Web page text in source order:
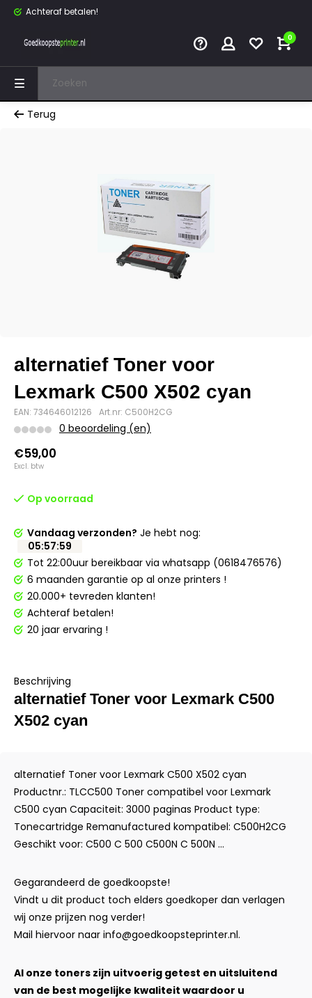
Achteraf betalen!
0
Terug
alternatief Toner voor
Lexmark C500 X502 cyan
EAN: 734646012126 Art.nr: C500H2CG
0 beoordeling (en)
€59,00
Excl. btw
Op voorraad
Vandaag verzonden? Je hebt nog:
05:57:59
Tot 22:00uur bereikbaar via whatsapp (0618476576)
6 maanden garantie op al onze printers !
20.000+ tevreden klanten!
Achteraf betalen!
20 jaar ervaring !
Beschrijving
alternatief Toner voor Lexmark C500
X502 cyan
alternatief Toner voor Lexmark C500 X502 cyan
Productnr.: TLCC500 Toner compatibel voor Lexmark
C500 cyan Capaciteit: 3000 paginas Product type:
Tonecartridge Remanufactured kompatibel: C500H2CG
Geschikt voor: C500 C 500 C500N C 500N ...
Gegarandeerd de goedkoopste!
Vindt u dit product toch elders goedkoper dan verlagen
wij onze prijzen nog verder!
Mail hiervoor naar info@goedkoopsteprinter.nl.
Al onze toners zijn uitvoerig getest en uitsluitend
van de best mogelijke kwaliteit waardoor u